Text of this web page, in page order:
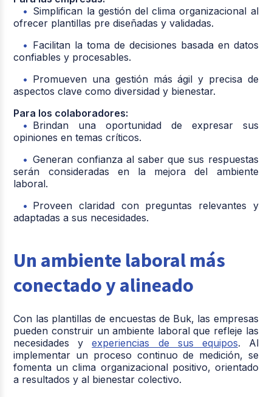
Simplifican la gestión del clima organizacional al
ofrecer plantillas pre diseñadas y validadas.
Facilitan la toma de decisiones basada en datos
confiables y procesables.
Promueven una gestión más ágil y precisa de
aspectos clave como diversidad y bienestar.
Para los colaboradores:
Brindan una oportunidad de expresar sus
opiniones en temas críticos.
Generan confianza al saber que sus respuestas
serán consideradas en la mejora del ambiente
laboral.
Proveen claridad con preguntas relevantes y
adaptadas a sus necesidades.
Un ambiente laboral más
conectado y alineado
Con las plantillas de encuestas de Buk, las empresas
pueden construir un ambiente laboral que refleje las
necesidades yexperiencias de sus equipos. Al
implementar un proceso continuo de medición, se
fomenta un clima organizacional positivo, orientado
a resultados y al bienestar colectivo.